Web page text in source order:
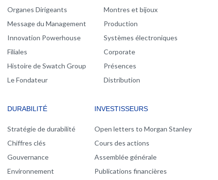
NAVIGATION
Organes Dirigeants
Message du Management
Innovation Powerhouse
Filiales
Histoire de Swatch Group
Le Fondateur
Montres et bijoux
Production
Systèmes électroniques
Corporate
Présences
Distribution
DURABILITÉ
Stratégie de durabilité
Chiffres clés
Gouvernance
Environnement
INVESTISSEURS
Open letters to Morgan Stanley
Cours des actions
Assemblée générale
Publications financières